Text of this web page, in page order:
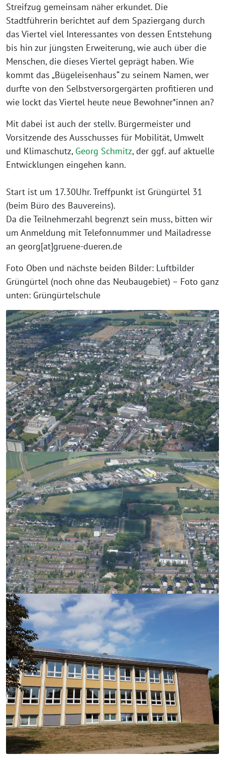
Streifzug gemeinsam näher erkundet. Die
Stadtführerin berichtet auf dem Spaziergang durch
das Viertel viel Interessantes von dessen Entstehung
bis hin zur jüngsten Erweiterung, wie auch über die
Menschen, die dieses Viertel geprägt haben. Wie
kommt das „Bügeleisenhaus“ zu seinem Namen, wer
durfte von den Selbstversorgergärten profitieren und
wie lockt das Viertel heute neue Bewohner*innen an?
Mit dabei ist auch der stellv. Bürgermeister und
Vorsitzende des Ausschusses für Mobilität, Umwelt
und Klimaschutz, Georg Schmitz, der ggf. auf aktuelle
Entwicklungen eingehen kann.
Start ist um 17.30Uhr. Treffpunkt ist Grüngürtel 31
(beim Büro des Bauvereins).
Da die Teilnehmerzahl begrenzt sein muss, bitten wir
um Anmeldung mit Telefonnummer und Mailadresse
an georg[at]gruene-dueren.de
Foto Oben und nächste beiden Bilder: Luftbilder
Grüngürtel (noch ohne das Neubaugebiet) – Foto ganz
unten: Grüngürtelschule